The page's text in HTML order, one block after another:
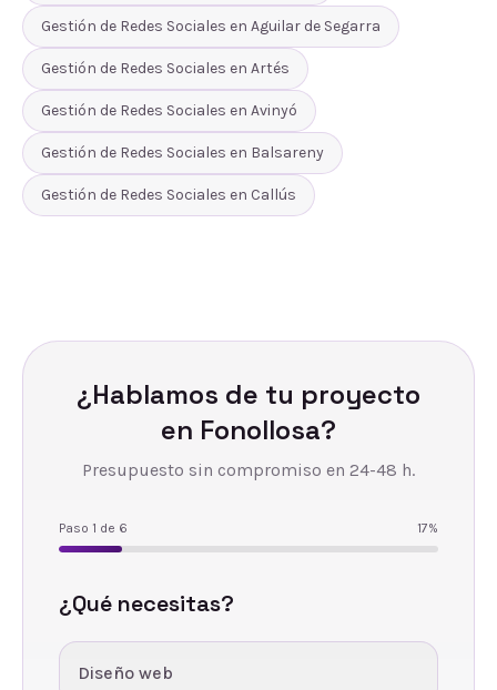
Gestión de Redes Sociales en Aguilar de Segarra
Gestión de Redes Sociales en Artés
Gestión de Redes Sociales en Avinyó
Gestión de Redes Sociales en Balsareny
Gestión de Redes Sociales en Callús
¿Hablamos de tu proyecto
en Fonollosa?
Presupuesto sin compromiso en 24-48 h.
Paso 1 de 6 17%
¿Qué necesitas?
Diseño web